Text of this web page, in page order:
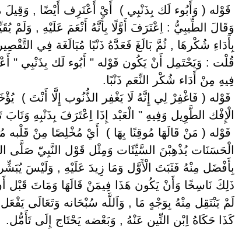
‏قَوْله ( وَأَبُوء لَك بِذَنْبِي ) ‏ ‏أَيْ أَعْتَرِف أَيْضًا ,
وَقَالَ الطِّيبِيُّ : اِعْتَرَفَ أَوَّلًا بِأَنَّهُ أَنْعَمَ عَلَيْهِ , وَلَمْ
بِأَدَاءِ شُكْرهَا , ثُمَّ بَالَغَ فَعَدَّهُ ذَنْبًا مُبَالَغَة فِي
قُلْت : وَيَحْتَمِل أَنْ يَكُون قَوْله " أَبُوء لَك بِذَنْبِي "
فِيهِ مِنْ أَدَاء شُكْر النِّعَم ذَنْبًا.
‏قَوْله ( فَاغْفِرْ لِي إِنَّهُ لَا يَغْفِر الذُّنُوب إِلَّا أَنْتَ
الْإِفْك الطَّوِيل وَفِيهِ " الْعَبْد إِذَا اِعْتَرَفَ بِذَنْبِهِ وَتَابَ
‏قَوْله ( مَنْ قَالَهَا مُوقِنًا بِهَا ) ‏ ‏أَيْ مُخْلِصًا مِنْ
الْحَسَنَات يُذْهِبْنَ السَّيِّئَات وَمِثْل قَوْل النَّبِيّ صَلَّى
بِأَفْضَل مِنْهُ فَثَبَتَ الْأَوَّل وَمَا زِيدَ عَلَيْهِ , وَلَيْسَ
ذَلِكَ نَاسِخًا وَأَنْ يَكُون هَذَا فِيمَنْ قَالَهَا وَمَاتَ قَبْل
لَمْ يَنْتَقِل مِنْهُ بِوَجْهٍ مَا , وَاَللَّه سُبْحَانه وَتَعَالَى
كَذَا حَكَاهُ اِبْن التِّين عَنْهُ , وَبَعْضه يَحْتَاج إِلَى تَأَمُّل.